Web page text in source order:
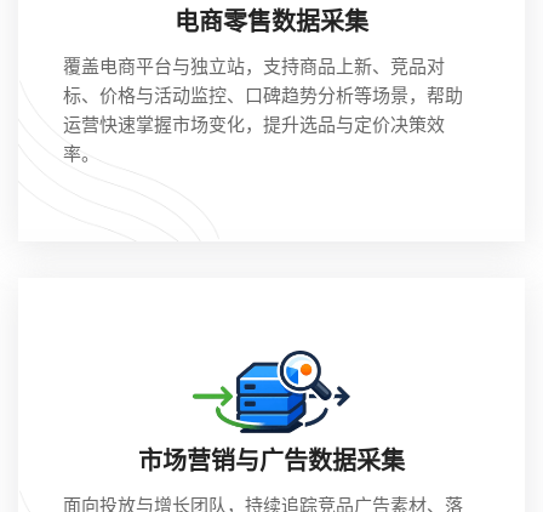
电商零售数据采集
覆盖电商平台与独立站，支持商品上新、竞品对
标、价格与活动监控、口碑趋势分析等场景，帮助
运营快速掌握市场变化，提升选品与定价决策效
率。
市场营销与广告数据采集
面向投放与增长团队，持续追踪竞品广告素材、落